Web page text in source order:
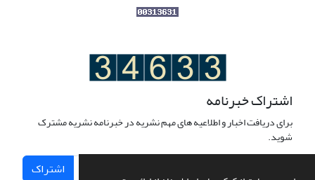
اشتراک خبرنامه
برای دریافت اخبار و اطلاعیه های مهم نشریه در خبرنامه نشریه مشترک
شوید.
اشتراک